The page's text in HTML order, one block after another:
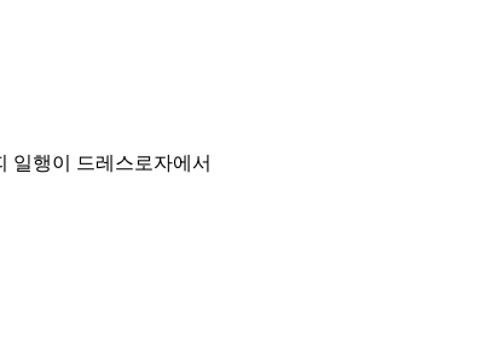
일행이 드레스로자에서